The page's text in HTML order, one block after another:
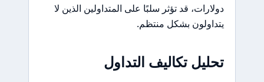
دولارات، قد تؤثر سلبًا على المتداولين الذين لا
يتداولون بشكل منتظم.
تحليل تكاليف التداول